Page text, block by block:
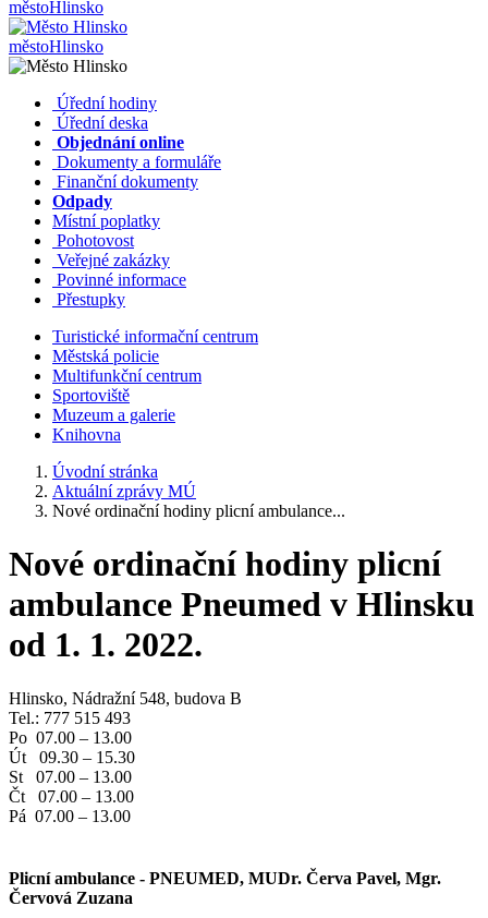
městoHlinsko
městoHlinsko
Úřední hodiny
Úřední deska
Objednání online
Dokumenty a formuláře
Finanční dokumenty
Odpady
Místní poplatky
Pohotovost
Veřejné zakázky
Povinné informace
Přestupky
Turistické informační centrum
Městská policie
Multifunkční centrum
Sportoviště
Muzeum a galerie
Knihovna
Úvodní stránka
Aktuální zprávy MÚ
Nové ordinační hodiny plicní ambulance...
Nové ordinační hodiny plicní
ambulance Pneumed v Hlinsku
od 1. 1. 2022.
Hlinsko, Nádražní 548, budova B
Tel.: 777 515 493
Po 07.00 – 13.00
Út 09.30 – 15.30
St 07.00 – 13.00
Čt 07.00 – 13.00
Pá 07.00 – 13.00
Plicní ambulance - PNEUMED, MUDr. Červa Pavel, Mgr.
Červová Zuzana